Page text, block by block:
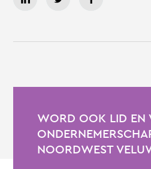
WORD OOK LID EN
NOORDWEST